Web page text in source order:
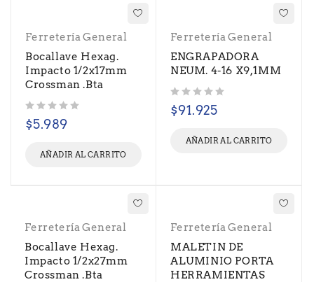
Ferretería General
Bocallave Hexag.
Impacto 1/2x17mm
Crossman .Bta
$5.989
AÑADIR AL CARRITO
Ferretería General
ENGRAPADORA
NEUM. 4-16 X9,1MM
$91.925
AÑADIR AL CARRITO
Ferretería General
Bocallave Hexag.
Impacto 1/2x27mm
Crossman .Bta
Ferretería General
MALETIN DE
ALUMINIO PORTA
HERRAMIENTAS